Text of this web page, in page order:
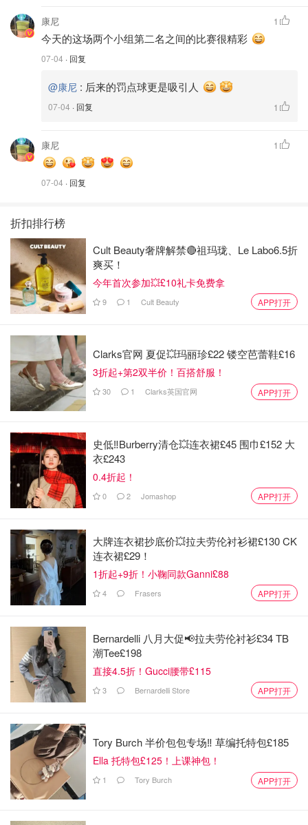
康尼
今天的这场两个小组第二名之间的比赛很精彩
07-04 · 回复
1
@康尼 : 后来的罚点球更是吸引人
07-04 · 回复 1
康尼
07-04 · 回复
1
折扣排行榜
Cult Beauty奢牌解禁🔴祖玛珑、Le Labo6.5折
爽买！
今年首次参加💥£10礼卡免费拿
9 1 Cult Beauty APP打开
Clarks官网 夏促💥玛丽珍£22 镂空芭蕾鞋£16
3折起+第2双半价！百搭舒服！
30 1 Clarks英国官网 APP打开
史低‼️Burberry清仓💥连衣裙£45 围巾£152 大
衣£243
0.4折起！
0 2 Jomashop APP打开
大牌连衣裙抄底价💥拉夫劳伦衬衫裙£130 CK
连衣裙£29！
1折起+9折！小鞠同款Ganni£88
4 Frasers APP打开
Bernardelli 八月大促📢拉夫劳伦衬衫£34 TB
潮Tee£198
直接4.5折！Gucci腰带£115
3 Bernardelli Store APP打开
Tory Burch 半价包包专场‼️ 草编托特包£185
Ella 托特包£125！上课神包！
1 Tory Burch APP打开